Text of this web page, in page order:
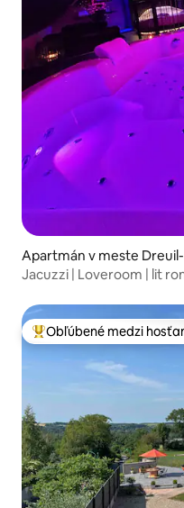
Apartmán v meste
Jacuzzi | Loveroom | lit
Najobľúbenejšie medzi
Obľúbené medzi